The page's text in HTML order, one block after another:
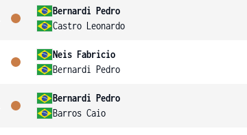
Bernardi Pedro
Castro Leonardo
Neis Fabricio
Bernardi Pedro
Bernardi Pedro
Barros Caio